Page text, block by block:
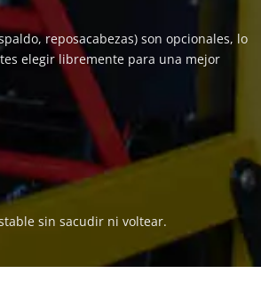
reposacabezas) son opcionales, lo
elegir libremente para una mejor
sin sacudir ni voltear.